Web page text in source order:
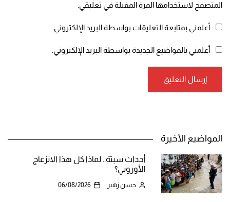
المتصفح لاستخدامها المرة المقبلة في تعليقي.
أعلمني بمتابعة التعليقات بواسطة البريد الإلكتروني.
أعلمني بالمواضيع الجديدة بواسطة البريد الإلكتروني.
المواضيع الأخيرة
أحداث سبتة.. لماذا كل هذا الانزعاج
الأوروبي؟
حسن زهير 06/08/2026